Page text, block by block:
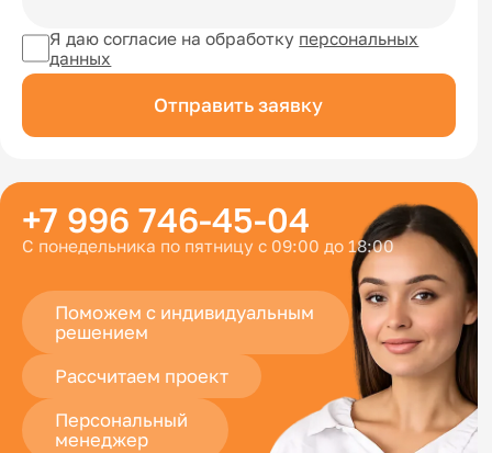
Я даю согласие на обработку персональных
данных
Отправить заявку
+7 996 746-45-04
С понедельника по пятницу с 09:00 до 18:00
Поможем с индивидуальным
решением
Рассчитаем проект
Персональный
менеджер